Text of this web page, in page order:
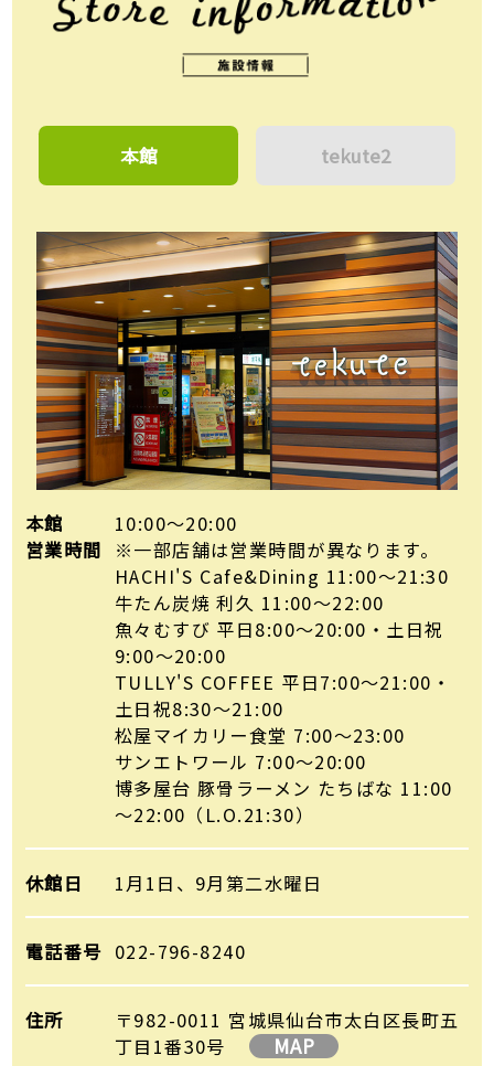
本館 tekute2
本館
営業時間
10:00～20:00
※一部店舗は営業時間が異なります。
HACHI'S Cafe&Dining 11:00～21:30
牛たん炭焼 利久 11:00～22:00
魚々むすび 平日8:00～20:00・土日祝
9:00～20:00
TULLY'S COFFEE 平日7:00～21:00・
土日祝8:30～21:00
松屋マイカリー食堂 7:00～23:00
サンエトワール 7:00～20:00
博多屋台 豚骨ラーメン たちばな 11:00
～22:00（L.O.21:30）
休館日 1月1日、9月第二水曜日
電話番号 022-796-8240
住所
〒982-0011 宮城県仙台市太白区長町五
丁目1番30号
MAP